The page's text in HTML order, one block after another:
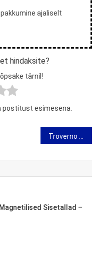
ajaliselt
hindaksite?
tärnil!
postitust esimesena.
Troverno – arvamus kingade magnetiliste sisetaldade kohta
Sisetallad –